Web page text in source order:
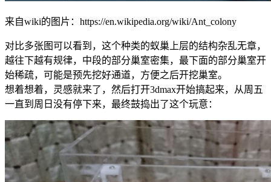
来自wiki的图片：https://en.wikipedia.org/wiki/Ant_colony
对比多张图可以看到，这个种类的蚁巢上层的结构杂乱无章，
越往下越有规律，中段的部分巢室密集，最下面的部分巢室开
始稀疏，可能是预先挖好通道，方便之后开挖巢室。
想着想着，灵感就来了，然后打开3dmax开始搞起来，从周五
一直到周日没有停下来，最终鼓捣出了这个玩意：